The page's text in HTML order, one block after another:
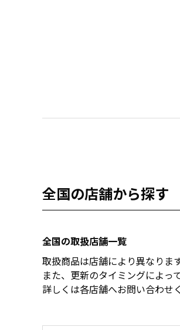
全国の店舗から探す
全国の取扱店舗一覧
取扱商品は店舗により異なります
また、更新のタイミングによっ
詳しくは各店舗へお問い合わせ